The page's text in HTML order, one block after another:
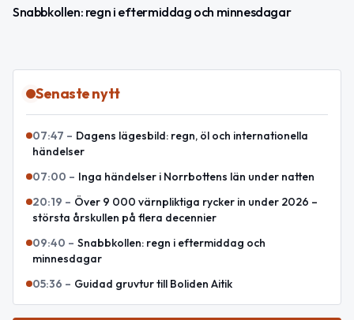
Snabbkollen: regn i eftermiddag och minnesdagar
Senaste nytt
07:47 – Dagens lägesbild: regn, öl och internationella
händelser
07:00 – Inga händelser i Norrbottens län under natten
20:19 – Över 9 000 värnpliktiga rycker in under 2026 –
största årskullen på flera decennier
09:40 – Snabbkollen: regn i eftermiddag och
minnesdagar
05:36 – Guidad gruvtur till Boliden Aitik